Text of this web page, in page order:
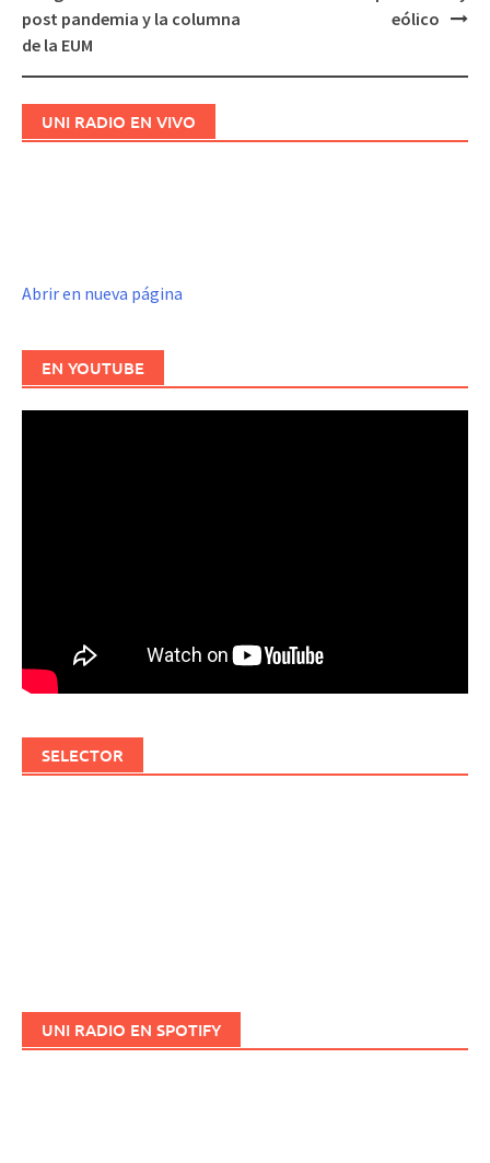
de
entradas
post pandemia y la columna
de la EUM
eólico
UNI RADIO EN VIVO
Abrir en nueva página
EN YOUTUBE
SELECTOR
UNI RADIO EN SPOTIFY